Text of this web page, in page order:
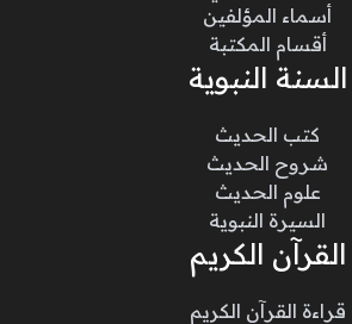
أسماء المؤلفين
أقسام المكتبة
السنة النبوية
كتب الحديث
شروح الحديث
علوم الحديث
السيرة النبوية
القرآن الكريم
قراءة القرآن الكريم